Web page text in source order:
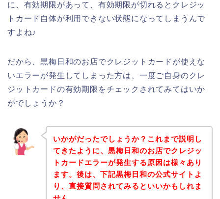
に、有効期限があって、有効期限が切れるとクレジッ
トカード自体が利用できない状態になってしまうんで
すよね♪
だから、黒梅日和のお店でクレジットカードが使えな
いエラーが発生してしまった方は、一度ご自身のクレ
ジットカードの有効期限をチェックされてみてはいか
がでしょうか？
いかがだったでしょうか？これまで説明し
てきたように、黒梅日和のお店でクレジッ
トカードエラーが発生する原因は様々あり
ます。後は、下記黒梅日和の公式サイトよ
り、直接質問されてみるといいかもしれま